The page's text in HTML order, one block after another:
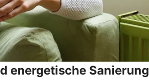
energetische Sanierung